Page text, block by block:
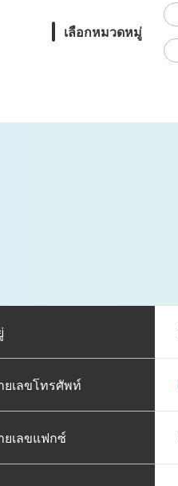
เลือกหมวดหมู่
เลขโทรศัพท์
เลขแฟกซ์